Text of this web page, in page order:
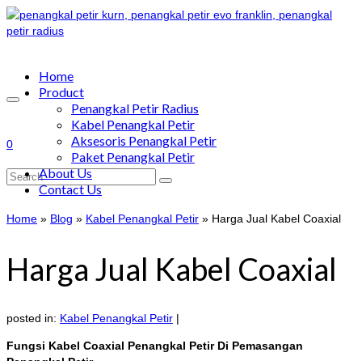
0
Search
Home
Product
Penangkal Petir Radius
Kabel Penangkal Petir
Aksesoris Penangkal Petir
Paket Penangkal Petir
About Us
Contact Us
Home » Blog » Kabel Penangkal Petir » Harga Jual Kabel Coaxial
Harga Jual Kabel Coaxial
posted in: Kabel Penangkal Petir |
Fungsi Kabel Coaxial Penangkal Petir Di Pemasangan